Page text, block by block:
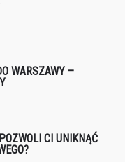
WARSZAWY –
CI UNIKNĄĆ